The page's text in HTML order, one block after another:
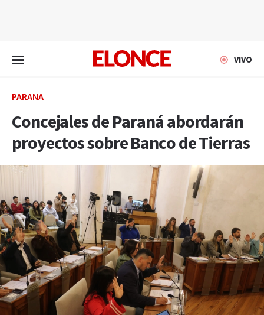
VIVO
PARANÁ
Concejales de Paraná abordarán
proyectos sobre Banco de Tierras